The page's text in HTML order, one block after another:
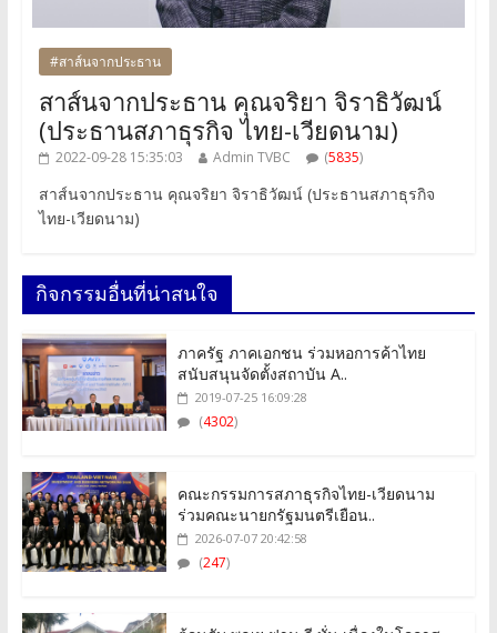
#สาส์นจากประธาน
สาส์นจากประธาน คุณจริยา จิราธิวัฒน์
(ประธานสภาธุรกิจ ไทย-เวียดนาม)
2022-09-28 15:35:03 Admin TVBC (5835)
สาส์นจากประธาน คุณจริยา จิราธิวัฒน์ (ประธานสภาธุรกิจ
ไทย-เวียดนาม)
กิจกรรมอื่นที่น่าสนใจ
ภาครัฐ ภาคเอกชน ร่วมหอการค้าไทย
สนับสนุนจัดตั้งสถาบัน A..
2019-07-25 16:09:28
(4302)
คณะกรรมการสภาธุรกิจไทย-เวียดนาม
ร่วมคณะนายกรัฐมนตรีเยือน..
2026-07-07 20:42:58
(247)